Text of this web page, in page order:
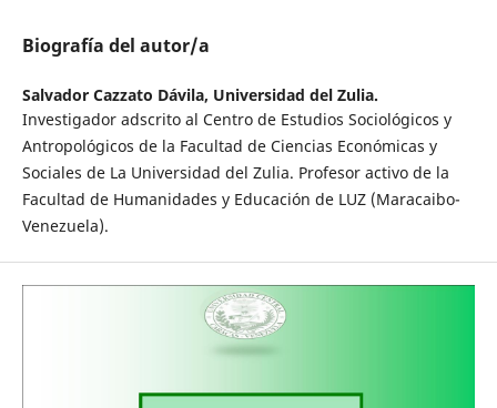
Biografía del autor/a
Salvador Cazzato Dávila, Universidad del Zulia.
Investigador adscrito al Centro de Estudios Sociológicos y
Antropológicos de la Facultad de Ciencias Económicas y
Sociales de La Universidad del Zulia. Profesor activo de la
Facultad de Humanidades y Educación de LUZ (Maracaibo-
Venezuela).